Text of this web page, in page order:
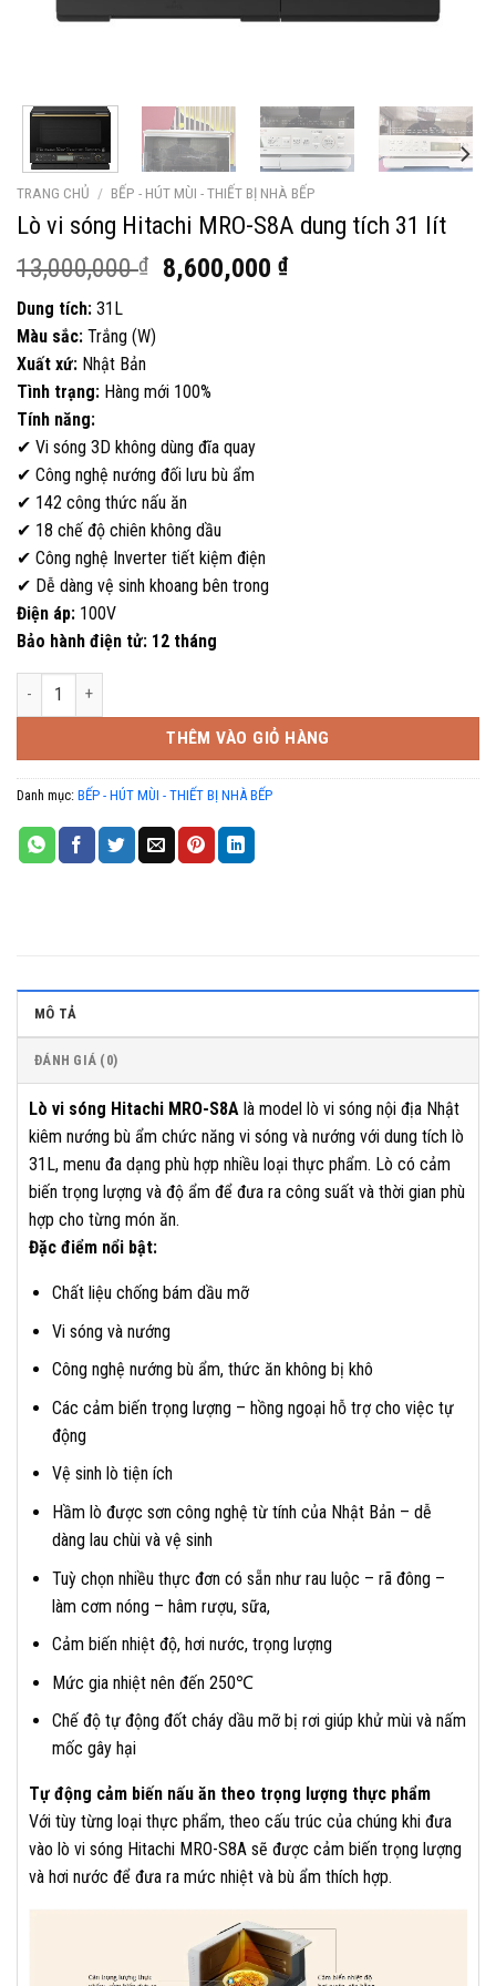
TRANG CHỦ / BẾP - HÚT MÙI - THIẾT BỊ NHÀ BẾP
Lò vi sóng Hitachi MRO-S8A dung tích 31 lít
13,000,000₫
Giá
8,600,000₫Giá
Dung tích: 31L
Màu sắc: Trắng (W)
Xuất xứ: Nhật Bản
Tình trạng: Hàng mới 100%
Tính năng:
✔ Vi sóng 3D không dùng đĩa quay
✔ Công nghệ nướng đối lưu bù ẩm
✔ 142 công thức nấu ăn
✔ 18 chế độ chiên không dầu
✔ Công nghệ Inverter tiết kiệm điện
✔ Dễ dàng vệ sinh khoang bên trong
Điện áp: 100V
Bảo hành điện tử: 12 tháng
Lò vi sóng Hitachi MRO-S8A dung tích 31 lít số lượng
THÊM VÀO GIỎ HÀNG
Danh mục: BẾP - HÚT MÙI - THIẾT BỊ NHÀ BẾP
MÔ TẢ
ĐÁNH GIÁ (0)
Lò vi sóng Hitachi MRO-S8A là model lò vi sóng nội địa Nhật
kiêm nướng bù ẩm chức năng vi sóng và nướng với dung tích lò
31L, menu đa dạng phù hợp nhiều loại thực phẩm. Lò có cảm
biến trọng lượng và độ ẩm để đưa ra công suất và thời gian phù
hợp cho từng món ăn.
Đặc điểm nổi bật:
Chất liệu chống bám dầu mỡ
Vi sóng và nướng
Công nghệ nướng bù ẩm, thức ăn không bị khô
Các cảm biến trọng lượng – hồng ngoại hỗ trợ cho việc tự
động
Vệ sinh lò tiện ích
Hầm lò được sơn công nghệ từ tính của Nhật Bản – dễ
dàng lau chùi và vệ sinh
Tuỳ chọn nhiều thực đơn có sẵn như rau luộc – rã đông –
làm cơm nóng – hâm rượu, sữa,
Cảm biến nhiệt độ, hơi nước, trọng lượng
Mức gia nhiệt nên đến 250℃
Chế độ tự động đốt cháy dầu mỡ bị rơi giúp khử mùi và nấm
mốc gây hại
Tự động cảm biến nấu ăn theo trọng lượng thực phẩm
Với tùy từng loại thực phẩm, theo cấu trúc của chúng khi đưa
vào lò vi sóng Hitachi MRO-S8A sẽ được cảm biến trọng lượng
và hơi nước để đưa ra mức nhiệt và bù ẩm thích hợp.